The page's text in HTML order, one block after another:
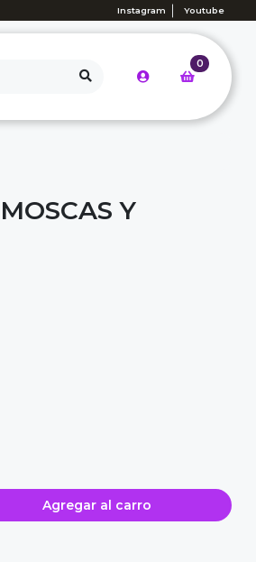
Instagram Youtube
0
Y
Agregar al carro